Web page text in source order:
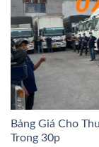
Bảng Giá Cho
Trong 30p